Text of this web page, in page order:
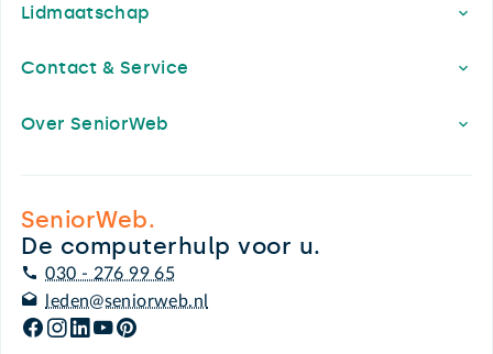
Lidmaatschap
Contact & Service
Over SeniorWeb
SeniorWeb.
De computerhulp voor u.
030 - 276 99 65
leden@seniorweb.nl